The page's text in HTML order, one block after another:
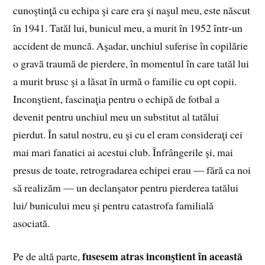
cunoştinţă cu echipa şi care era şi naşul meu, este născut
în 1941. Tatăl lui, bunicul meu, a murit în 1952 într‑un
accident de muncă. Aşadar, unchiul suferise în copilărie
o gravă traumă de pierdere, în momentul în care tatăl lui
a murit brusc şi a lăsat în urmă o familie cu opt copii.
Inconştient, fascinaţia pentru o echipă de fotbal a
devenit pentru unchiul meu un substitut al tatălui
pierdut. În satul nostru, eu şi cu el eram consideraţi cei
mai mari fanatici ai acestui club. Înfrângerile şi, mai
presus de toate, retrogradarea echipei erau — fără ca noi
să realizăm — un declanşator pentru pierderea tatălui
lui/ bunicului meu şi pentru catastrofa familială
asociată.
Pe de altă parte,fusesem atras inconştient în această